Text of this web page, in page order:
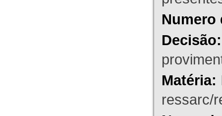
Numero
Decisão:
Matéria:
ressarc/